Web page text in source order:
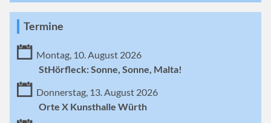
Termine
Montag, 10. August 2026
StHörfleck: Sonne, Sonne, Malta!
Donnerstag, 13. August 2026
Orte X Kunsthalle Würth